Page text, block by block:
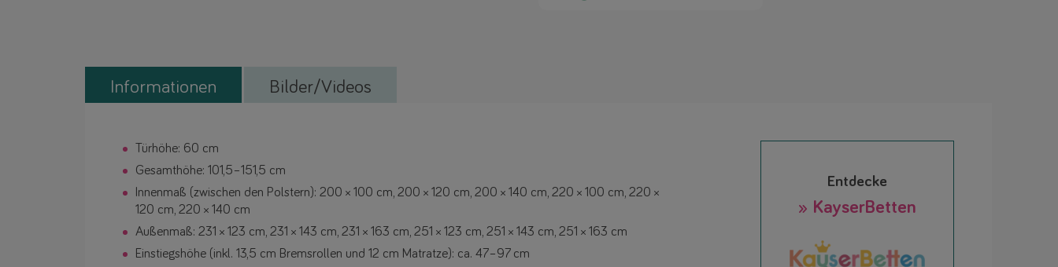
Informationen Bilder/Videos
Türhöhe: 60 cm
Gesamthöhe: 101,5–151,5 cm
Innenmaß (zwischen den Polstern): 200 × 100 cm, 200 × 120 cm, 200 × 140 cm, 220 × 100 cm, 220 ×
120 cm, 220 × 140 cm
Außenmaß: 231 × 123 cm, 231 × 143 cm, 231 × 163 cm, 251 × 123 cm, 251 × 143 cm, 251 × 163 cm
Einstiegshöhe (inkl. 13,5 cm Bremsrollen und 12 cm Matratze): ca. 47–97 cm
Entdecke
» KayserBetten